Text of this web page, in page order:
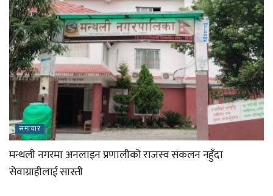
समाचार
मन्थली नगरमा अनलाइन प्रणालीको राजस्व संकलन नहुँदा
सेवाग्राहीलाई सास्ती